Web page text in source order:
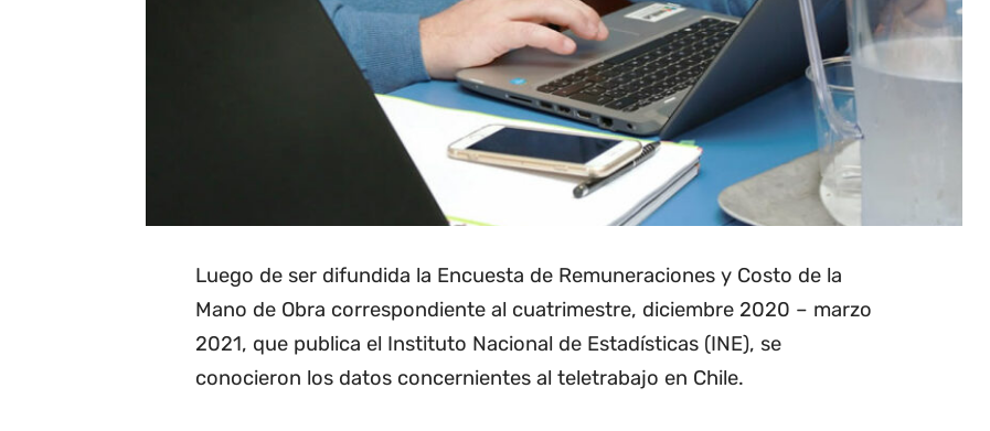
Luego de ser difundida la Encuesta de Remuneraciones y Costo de la
Mano de Obra correspondiente al cuatrimestre, diciembre 2020 – marzo
2021, que publica el Instituto Nacional de Estadísticas (INE), se
conocieron los datos concernientes al teletrabajo en Chile.